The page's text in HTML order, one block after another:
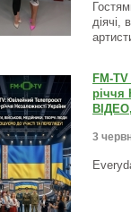
діячі,
FM-
річчя
3